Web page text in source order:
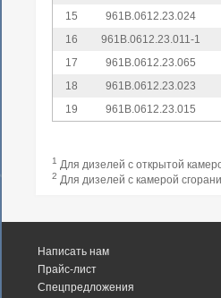
15
961В.0612.23.024
16
961В.0612.23.011-1
17
961В.0612.23.065
18
961В.0612.23.023
19
961В.0612.23.015
1 Для дизелей с открытой
2 Для дизелей с камерой
Написать нам
Прайс-лист
Спецпредложения